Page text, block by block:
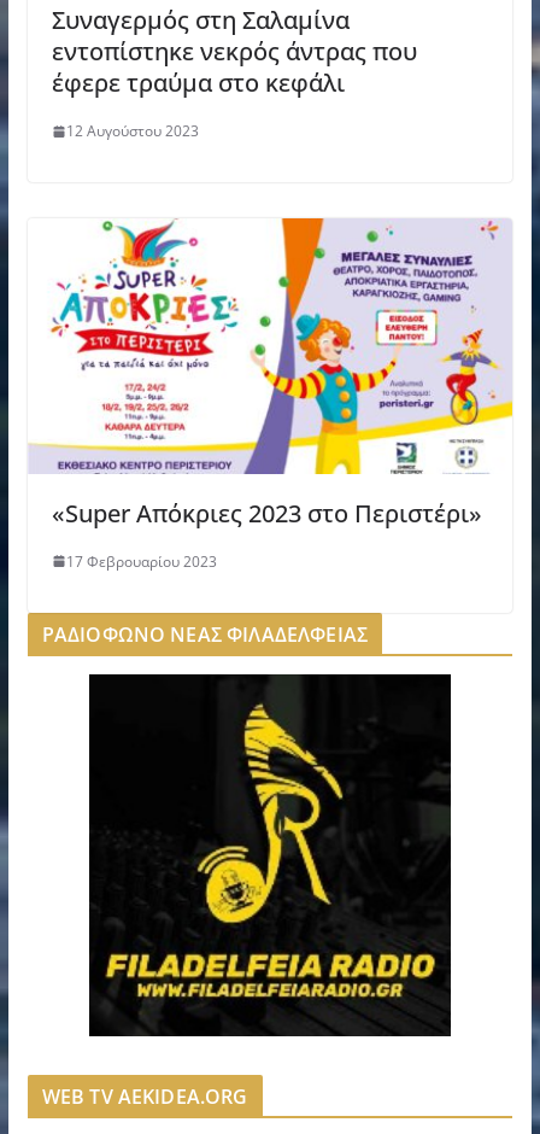
Συναγερμός στη Σαλαμίνα
εντοπίστηκε νεκρός άντρας που
έφερε τραύμα στο κεφάλι
12 Αυγούστου 2023
«Super Απόκριες 2023 στο Περιστέρι»
17 Φεβρουαρίου 2023
ΡΑΔΙΟΦΩΝΟ ΝΕΑΣ ΦΙΛΑΔΕΛΦΕΙΑΣ
WEB TV AEKIDEA.ORG